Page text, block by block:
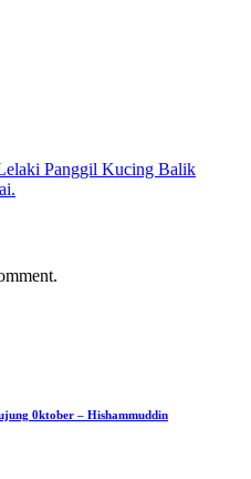
Panggil Kucing Balik
0ktober – Hishammuddin